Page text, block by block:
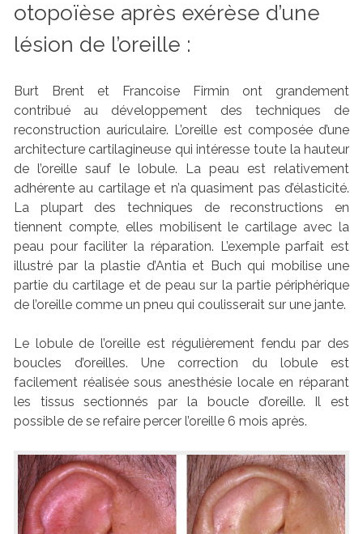
otopoïèse après exérèse d’une
lésion de l’oreille :
Burt Brent et Francoise Firmin ont grandement
contribué au développement des techniques de
reconstruction auriculaire. L’oreille est composée d’une
architecture cartilagineuse qui intéresse toute la hauteur
de l’oreille sauf le lobule. La peau est relativement
adhérente au cartilage et n’a quasiment pas d’élasticité.
La plupart des techniques de reconstructions en
tiennent compte, elles mobilisent le cartilage avec la
peau pour faciliter la réparation. L’exemple parfait est
illustré par la plastie d’Antia et Buch qui mobilise une
partie du cartilage et de peau sur la partie périphérique
de l’oreille comme un pneu qui coulisserait sur une jante.
Le lobule de l’oreille est régulièrement fendu par des
boucles d’oreilles. Une correction du lobule est
facilement réalisée sous anesthésie locale en réparant
les tissus sectionnés par la boucle d’oreille. Il est
possible de se refaire percer l’oreille 6 mois après.